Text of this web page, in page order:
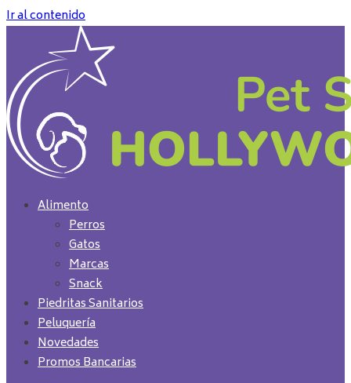
Ir al contenido
Alimento
Perros
Gatos
Marcas
Snack
Piedritas Sanitarios
Peluquería
Novedades
Promos Bancarias